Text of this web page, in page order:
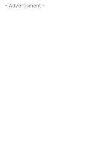
- Advertisment -